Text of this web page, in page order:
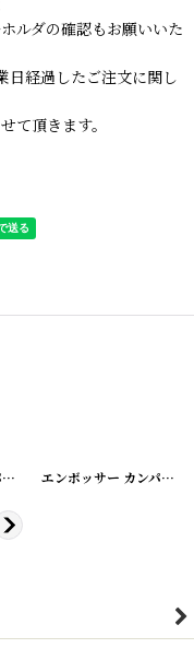
ルダの確認もお願いいた
日経過したご注文に関し
て頂きます。
]エンボッサー カンパニーシール [20200424-12]
エンボッサー カンパニーシール